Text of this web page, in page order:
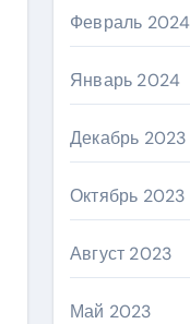
Февраль 2024
Январь 2024
Декабрь 2023
Октябрь 2023
Август 2023
Май 2023